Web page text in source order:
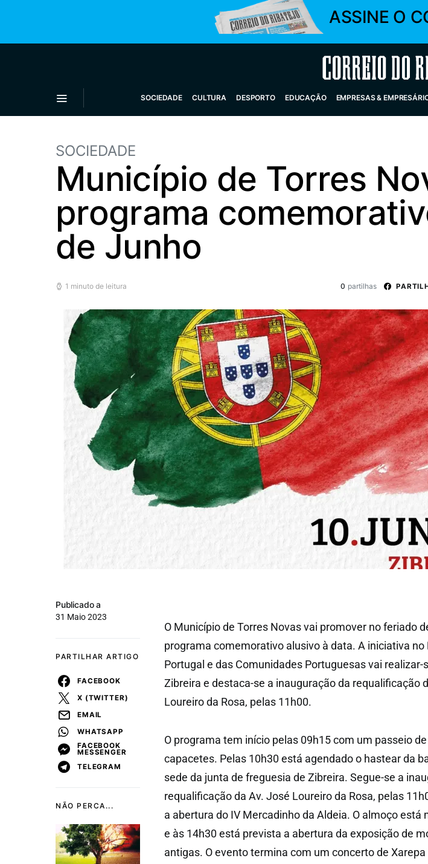
ASSINE O
Correio do Ribatejo
SOCIEDADE CULTURA DESPORTO EDUCAÇÃO EMPRESAS &
SOCIEDADE
Município de Torres
programa
de Junho
1 minuto de leitura 0 partilhas
NÃO PERCA...
Publicado a
31 Maio 2023
PARTILHAR ARTIGO
FACEBOOK
X (TWITTER)
EMAIL
WHATSAPP
FACEBOOK
MESSENGER
TELEGRAM
O Município de Torres Novas vai promover no feriado
programa comemorativo alusivo à data. A iniciativa no
Portugal e das Comunidades Portuguesas vai realizar-
Zibreira e destaca-se a inauguração da requalificação
Loureiro da Rosa, pelas 11h00.
O programa tem início pelas 09h15 com um passeio
capacetes. Pelas 10h30 está agendado o hastear da
sede da junta de freguesia de Zibreira. Segue-se a
requalificação da Av. José Loureiro da Rosa, pelas
a abertura do IV Mercadinho da Aldeia. O almoço está
e às 14h30 está prevista a abertura da exposição de
antigas. O evento termina com um concerto de Xarepa